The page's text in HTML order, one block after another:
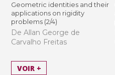
Geometric identities and their
applications on rigidity
problems (2/4)
De Allan George de
Carvalho Freitas
VOIR +